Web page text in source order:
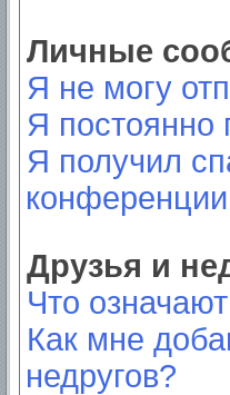
Личные
Я не могу
Я
Я получил
Друзья и
Что
Как мне
недругов?